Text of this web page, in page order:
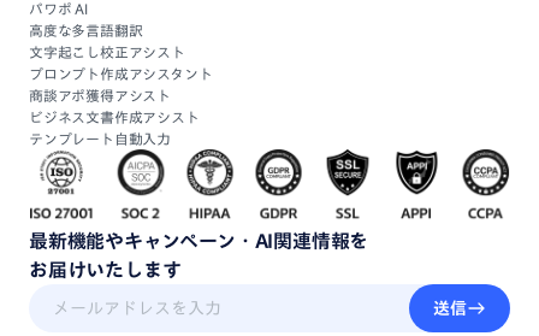
パワポ AI
高度な多言語翻訳
文字起こし校正アシスト
プロンプト作成アシスタント
商談アポ獲得アシスト
ビジネス文書作成アシスト
テンプレート自動入力
最新機能やキャンペーン・ AI関連情報を
お届けいたします
送信